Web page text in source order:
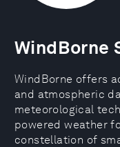
WindBorne
WindBorne offers
and atmospheric
meteorological
powered weather
constellation of